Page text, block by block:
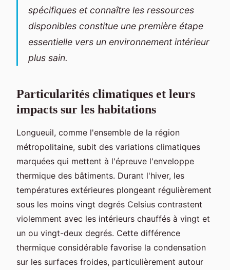
spécifiques et connaître les ressources
disponibles constitue une première étape
essentielle vers un environnement intérieur
plus sain.
Particularités climatiques et leurs
impacts sur les habitations
Longueuil, comme l'ensemble de la région
métropolitaine, subit des variations climatiques
marquées qui mettent à l'épreuve l'enveloppe
thermique des bâtiments. Durant l'hiver, les
températures extérieures plongeant régulièrement
sous les moins vingt degrés Celsius contrastent
violemment avec les intérieurs chauffés à vingt et
un ou vingt-deux degrés. Cette différence
thermique considérable favorise la condensation
sur les surfaces froides, particulièrement autour